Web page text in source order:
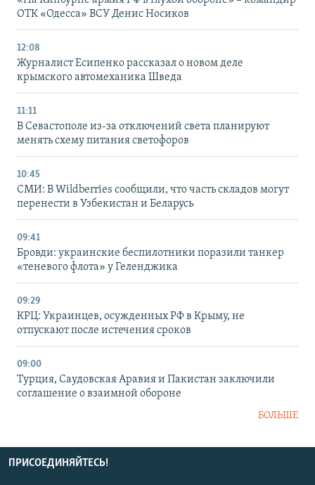
ОТК «Одесса» ВСУ Денис Носиков
12:08
Журналист Есипенко рассказал о новом деле
крымского автомеханика Шведа
11:11
В Севастополе из-за отключений света планируют
менять схему питания светофоров
10:45
СМИ: В Wildberries сообщили, что часть складов могут
перенести в Узбекистан и Беларусь
09:41
Бровди: украинские беспилотники поразили танкер
«теневого флота» у Геленджика
09:29
КРЦ: Украинцев, осужденных РФ в Крыму, не
отпускают после истечения сроков
09:00
Турция, Саудовская Аравия и Пакистан заключили
соглашение о взаимной обороне
БОЛЬШЕ
ПРИСОЕДИНЯЙТЕСЬ!